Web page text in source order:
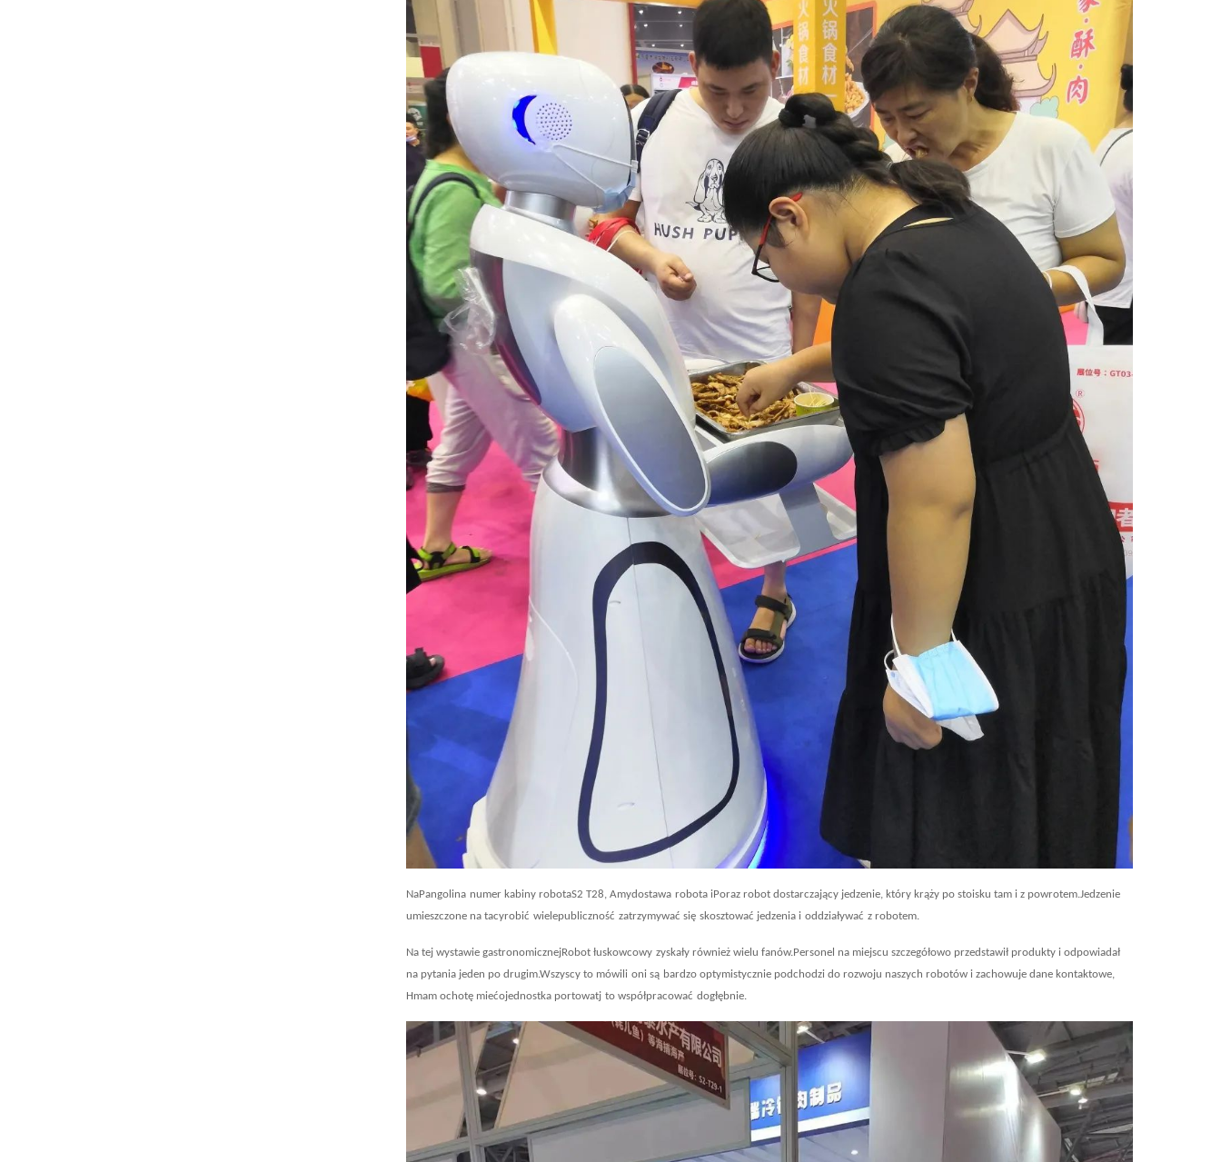
NaPangolina numer kabiny robotaS2 T28, Amydostawa robota iPoraz robot dostarczający jedzenie, który krąży po stoisku tam i z powrotem.Jedzenie
umieszczone na tacyrobić wielepubliczność zatrzymywać się skosztować jedzenia i oddziaływać z robotem.
Na tej wystawie gastronomicznejRobot łuskowcowy zyskały również wielu fanów.Personel na miejscu szczegółowo przedstawił produkty i odpowiadał
na pytania jeden po drugim.Wszyscy to mówili oni są bardzo optymistycznie podchodzi do rozwoju naszych robotów i zachowuje dane kontaktowe,
Hmam ochotę miećojednostka portowatj to współpracować dogłębnie.